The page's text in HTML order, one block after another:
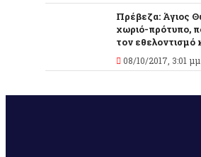
Πρέβεζα: Άγιος
χωριό-πρότυπο,
τον εθελοντισμό
08/10/2017, 3:01 μμ